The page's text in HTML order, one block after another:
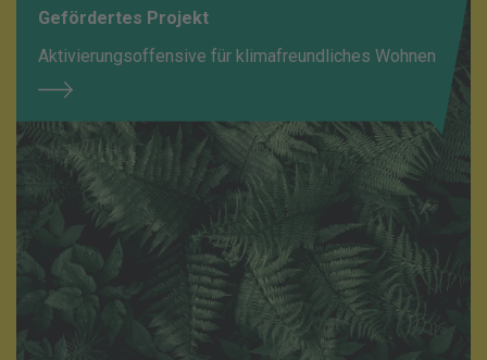
Gefördertes Projekt
Aktivierungsoffensive für klimafreundliches Wohnen